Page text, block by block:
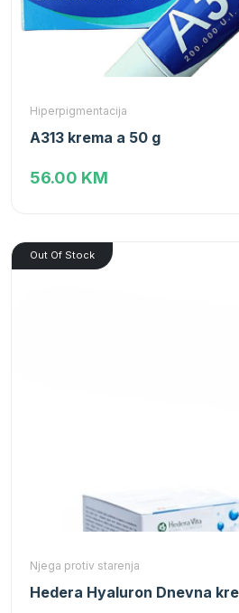
Hiperpigmentacija
A313 krema a 50 g
56.00 KM
Out Of Stock
Njega protiv starenja
Hedera Hyaluron Dnevna